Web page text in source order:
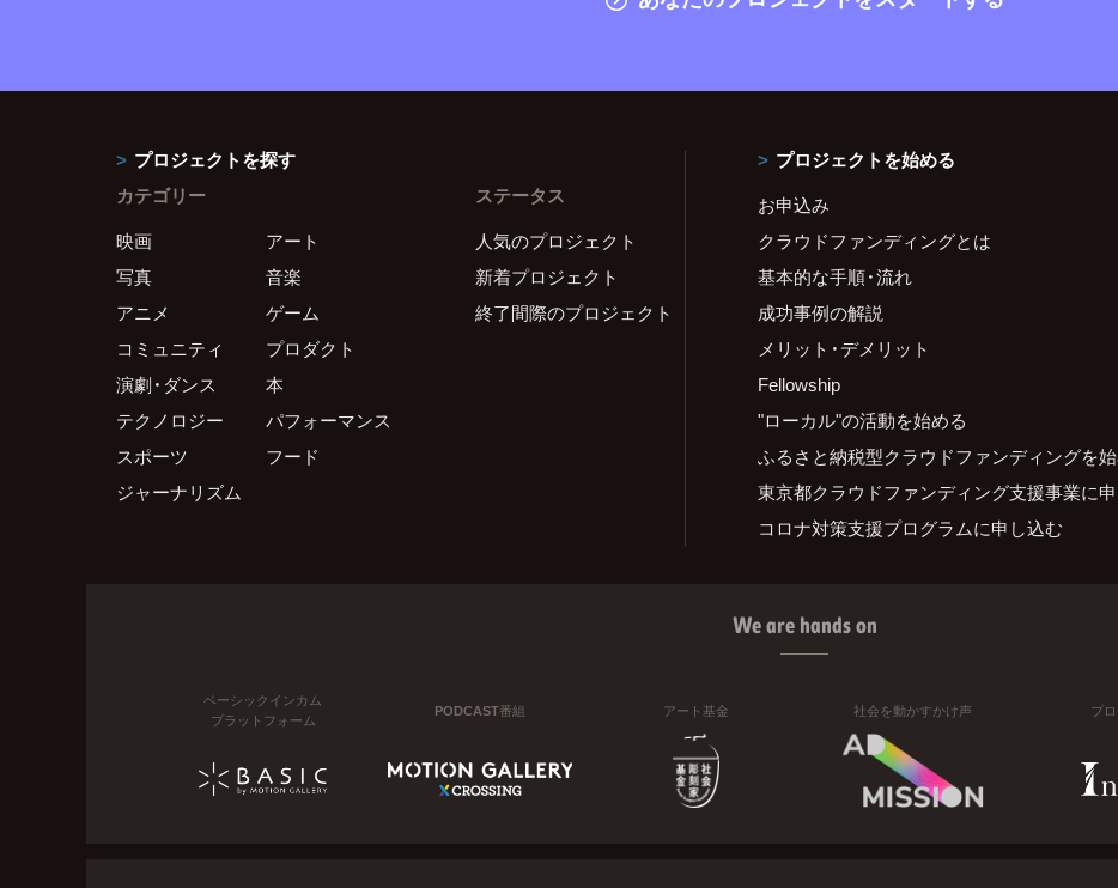
プロジェクトを探す
カテゴリー
映画
アート
写真
音楽
アニメ
ゲーム
コミュニティ
プロダクト
演劇・ダンス
本
テクノロジー
パフォーマンス
スポーツ
フード
ジャーナリズム
ステータス
人気のプロジェクト
新着プロジェクト
終了間際のプロジェクト
プロジェクトを始める
お申込み
クラウドファンディングとは
基本的な手順・流れ
成功事例の解説
メリット・デメリット
Fellowship
"ローカル"の活動を始める
ふるさと納税型クラウドファンディングを
東京都クラウドファンディング支援事業に
コロナ対策支援プログラムに申し込む
We are hands on
ベーシックインカム
プラットフォーム
PODCAST番組 アート基金 社会を動かすかけ声 プ